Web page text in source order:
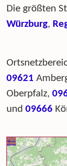
Die größten
Würzburg,
09621
Oberpfalz,
und09666